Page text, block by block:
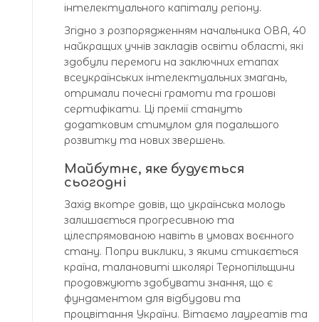
інтелектуального капіталу регіону.
Згідно з розпорядженням начальника ОВА, 40
найкращих учнів закладів освіти області, які
здобули перемоги на заключних етапах
всеукраїнських інтелектуальних змагань,
отримали почесні грамоти та грошові
сертифікати. Ці премії стануть
додатковим стимулом для подальшого
розвитку та нових звершень.
Майбутнє, яке будується
сьогодні
Захід вкотре довів, що українська молодь
залишається прогресивною та
цілеспрямованою навіть в умовах воєнного
стану. Попри виклики, з якими стикається
країна, талановиті школярі Тернопільщини
продовжують здобувати знання, що є
фундаментом для відбудови та
процвітання України. Вітаємо лауреатів та